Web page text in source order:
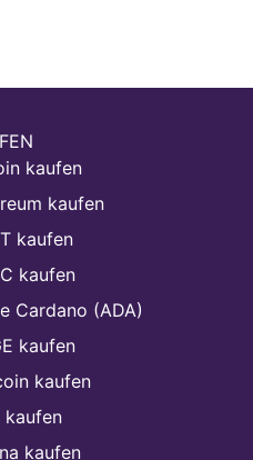
kaufen
kaufen
kaufen
kaufen
Cardano (ADA)
kaufen
kaufen
kaufen
kaufen